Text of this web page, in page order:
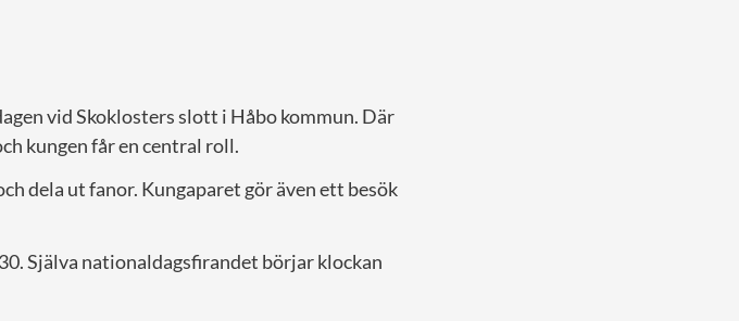
vid Skoklosters slott i Håbo kommun. Där
kungen får en central roll.
dela ut fanor. Kungaparet gör även ett besök
Själva nationaldagsfirandet börjar klockan